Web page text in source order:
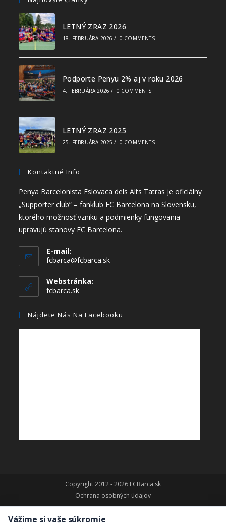
LETNÝ ZRAZ 2026
18. FEBRUÁRA 2026 / 0 COMMENTS
Podporte Penyu 2% aj v roku 2026
4. FEBRUÁRA 2026 / 0 COMMENTS
LETNÝ ZRAZ 2025
25. FEBRUÁRA 2025 / 0 COMMENTS
Kontaktné Info
Penya Barcelonista Eslovaca dels Alts Tatras je oficiálny
„Supporter club“ – fanklub FC Barcelona na Slovensku,
ktorého možnosť vzniku a podmienky fungovania
upravujú stanovy FC Barcelona.
E-mail:
fcbarca@fcbarca.sk
Webstránka:
fcbarca.sk
Nájdete Nás Na Facebooku
Copyright 2012 - 2026 FCBarca.sk
Ochrana osobných údajov
Vážime si vaše súkromie